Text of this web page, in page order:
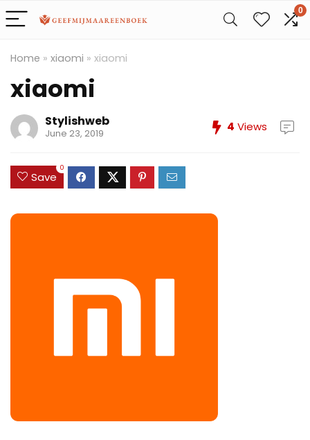
0
Home » xiaomi » xiaomi
xiaomi
Stylishweb
June 23, 2019 4 Views
Save
0